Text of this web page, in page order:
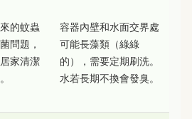
的蚊蟲
問題，
家清潔
容器內壁和水面交界處
可能長藻類（綠綠
的），需要定期刷洗。
水若長期不換會發臭。